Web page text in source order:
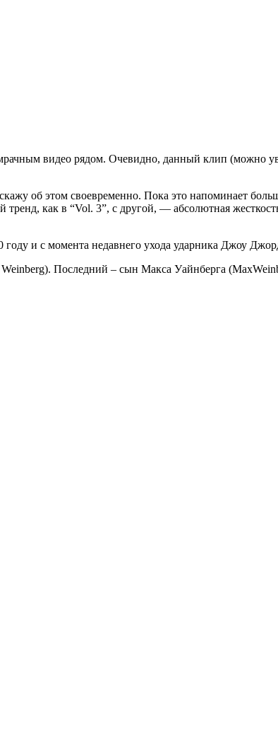
видео рядом. Очевидно, данный клип (можно
об этом своевременно. Пока это напоминает
как в “Vol. 3”, с другой, — абсолютная
и с момента недавнего ухода ударника Джоу
Последний – сын Макса Уайнберга